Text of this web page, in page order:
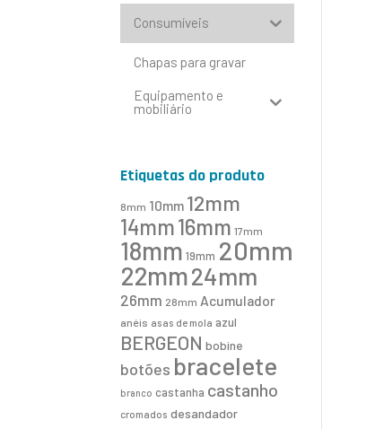
Consumíveis
Chapas para gravar
Equipamento e
mobiliário
Etiquetas do produto
8mm 10mm 12mm
14mm16mm 17mm
18mm 19mm 20mm
22mm24mm
26mm 28mm Acumulador
anéis asas de mola azul
BERGEON bobine
botões bracelete
branco castanha castanho
cromados desandador